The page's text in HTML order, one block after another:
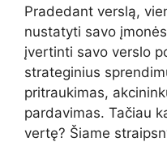
Pradedant verslą,
nustatyti savo
įvertinti savo verslo
strateginius
pritraukimas,
pardavimas. Tačiau
vertę? Šiame